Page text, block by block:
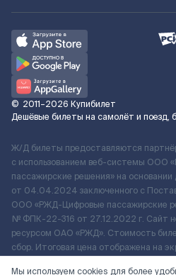
© 2011–2026 Купибилет
Дешёвые билеты на самолёт и поезд,
Ж/Д билеты предоставляются
с использованием веб-системы ООО
пассажирские решения» на
от 04.04.2024 заключенного с
ООО «РЖД-Цифровые пассажирские
№ ФПК-22-316 от 27.12.2022 г. Сайт
ресурсом ОАО «РЖД». Стоимость
сбор. Итоговая цена отображена на
Мы используем cookies для более